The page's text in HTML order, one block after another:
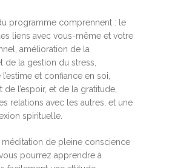
programme comprennent : le
liens avec vous-même et votre
amélioration de la
de la gestion du stress,
et confiance en soi,
l’espoir, et de la gratitude,
relations avec les autres, et une
spirituelle.
méditation de pleine conscience
pourrez apprendre à